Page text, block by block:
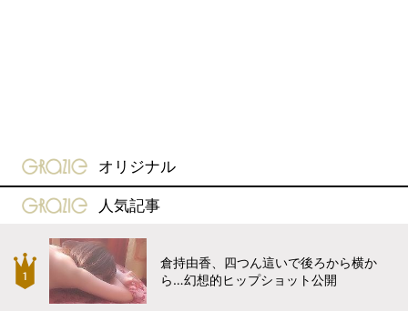
gravure-grazie
オリジナル
gravure-grazie
人気記事
倉持由香、四つん這いで後ろから横か
ら…幻想的ヒップショット公開